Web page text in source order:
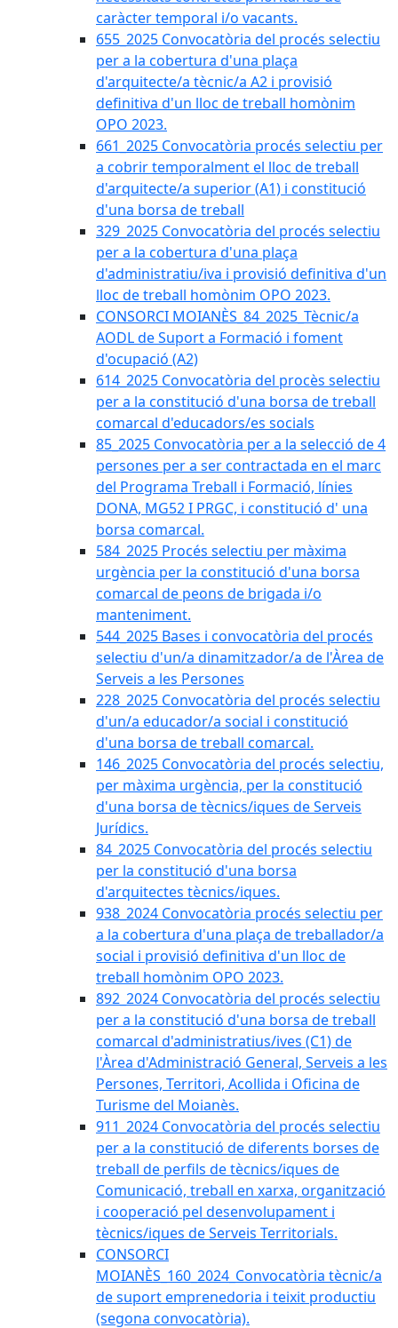
caràcter temporal i/o vacants.
655_2025 Convocatòria del procés selectiu
per a la cobertura d'una plaça
d'arquitecte/a tècnic/a A2 i provisió
definitiva d'un lloc de treball homònim
OPO 2023.
661_2025 Convocatòria procés selectiu per
a cobrir temporalment el lloc de treball
d'arquitecte/a superior (A1) i constitució
d'una borsa de treball
329_2025 Convocatòria del procés selectiu
per a la cobertura d'una plaça
d'administratiu/iva i provisió definitiva d'un
lloc de treball homònim OPO 2023.
CONSORCI MOIANÈS_84_2025_Tècnic/a
AODL de Suport a Formació i foment
d'ocupació (A2)
614_2025 Convocatòria del procès selectiu
per a la constitució d'una borsa de treball
comarcal d'educadors/es socials
85_2025 Convocatòria per a la selecció de 4
persones per a ser contractada en el marc
del Programa Treball i Formació, línies
DONA, MG52 I PRGC, i constitució d' una
borsa comarcal.
584_2025 Procés selectiu per màxima
urgència per la constitució d'una borsa
comarcal de peons de brigada i/o
manteniment.
544_2025 Bases i convocatòria del procés
selectiu d'un/a dinamitzador/a de l'Àrea de
Serveis a les Persones
228_2025 Convocatòria del procés selectiu
d'un/a educador/a social i constitució
d'una borsa de treball comarcal.
146_2025 Convocatòria del procés selectiu,
per màxima urgència, per la constitució
d'una borsa de tècnics/iques de Serveis
Jurídics.
84_2025 Convocatòria del procés selectiu
per la constitució d'una borsa
d'arquitectes tècnics/iques.
938_2024 Convocatòria procés selectiu per
a la cobertura d'una plaça de treballador/a
social i provisió definitiva d'un lloc de
treball homònim OPO 2023.
892_2024 Convocatòria del procés selectiu
per a la constitució d'una borsa de treball
comarcal d'administratius/ives (C1) de
l'Àrea d'Administració General, Serveis a les
Persones, Territori, Acollida i Oficina de
Turisme del Moianès.
911_2024 Convocatòria del procés selectiu
per a la constitució de diferents borses de
treball de perfils de tècnics/iques de
Comunicació, treball en xarxa, organització
i cooperació pel desenvolupament i
tècnics/iques de Serveis Territorials.
CONSORCI
MOIANÈS_160_2024_Convocatòria tècnic/a
de suport emprenedoria i teixit productiu
(segona convocatòria).